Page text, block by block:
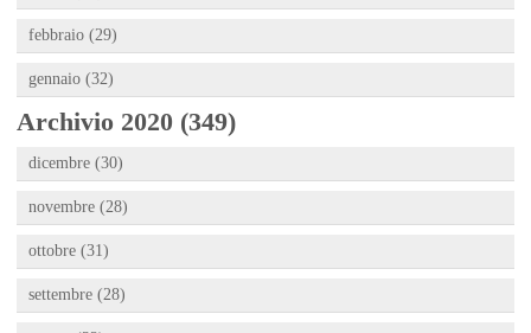
febbraio (29)
gennaio (32)
Archivio 2020 (349)
dicembre (30)
novembre (28)
ottobre (31)
settembre (28)